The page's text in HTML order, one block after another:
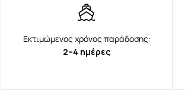
Εκτιμώμενος χρόνος παράδοσης:
2–4 ημέρες